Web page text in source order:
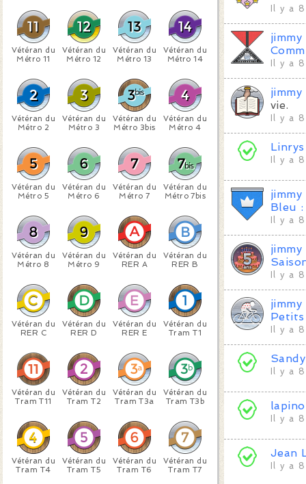
Vétéran du
Métro 11
Vétéran du
Métro 12
Vétéran du
Métro 13
Vétéran du
Métro 14
Vétéran du
Métro 2
Vétéran du
Métro 3
Vétéran du
Métro 3bis
Vétéran du
Métro 4
Vétéran du
Métro 5
Vétéran du
Métro 6
Vétéran du
Métro 7
Vétéran du
Métro 7bis
Vétéran du
Métro 8
Vétéran du
Métro 9
Vétéran du
RER A
Vétéran du
RER B
Vétéran du
RER C
Vétéran du
RER D
Vétéran du
RER E
Vétéran du
Tram T1
Vétéran du
Tram T11
Vétéran du
Tram T2
Vétéran du
Tram T3a
Vétéran du
Tram T3b
Vétéran du
Tram T4
Vétéran du
Tram T5
Vétéran du
Tram T6
Vétéran du
Tram T7
Il y a
Il y a
vie.
Il y a
Linrys
Il y a
Bleu
Il y a
Il y a
Il y a
Il y a
Il y a
Jean
Il y a